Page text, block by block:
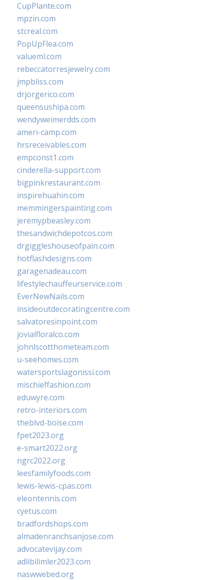
CupPlante.com
mpzin.com
stcreal.com
PopUpFlea.com
valueml.com
rebeccatorresjewelry.com
jmpbliss.com
drjorgerico.com
queensushipa.com
wendyweimerdds.com
ameri-camp.com
hrsreceivables.com
empconst1.com
cinderella-support.com
bigpinkrestaurant.com
inspirehuahin.com
memmingerspainting.com
jeremypbeasley.com
thesandwichdepotcos.com
drgiggleshouseofpain.com
hotflashdesigns.com
garagenadeau.com
lifestylechauffeurservice.com
EverNewNails.com
insideoutdecoratingcentre.com
salvatoresinpoint.com
jovialfloralco.com
johnlscotthometeam.com
u-seehomes.com
watersportslagonissi.com
mischieffashion.com
eduwyre.com
retro-interiors.com
theblvd-boise.com
fpet2023.org
e-smart2022.org
ngrc2022.org
leesfamilyfoods.com
lewis-lewis-cpas.com
eleontennis.com
cyetus.com
bradfordshops.com
almadenranchsanjose.com
advocatevijay.com
adlibilimler2023.com
naswwebed.org